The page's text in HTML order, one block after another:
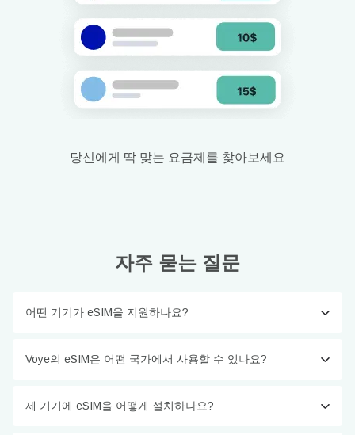
당신에게 딱 맞는 요금제를 찾아보세요
자주 묻는 질문
어떤 기기가 eSIM을 지원하나요?
Voye의 eSIM은 어떤 국가에서 사용할 수 있나요?
제 기기에 eSIM을 어떻게 설치하나요?